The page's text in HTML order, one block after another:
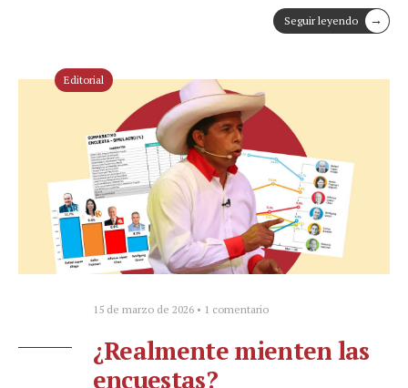
Seguir leyendo →
Editorial
15 de marzo de 2026 • 1 comentario
¿Realmente mienten las
encuestas?